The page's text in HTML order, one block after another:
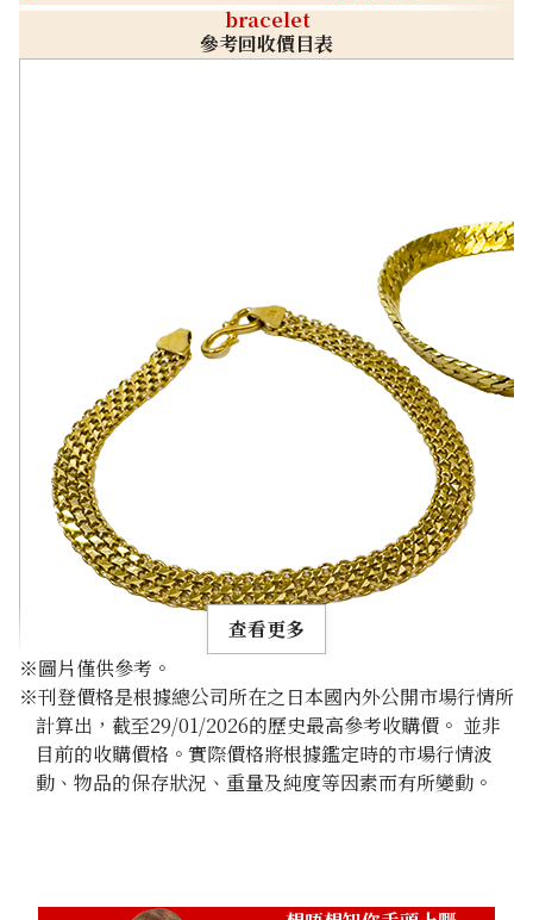
bracelet
參考回收價目表
22K gold (K22) bracelet collection
查看更多
※圖片僅供參考。
※刊登價格是根據總公司所在之日本國內外公開市場行情所
計算出，截至29/01/2026的歷史最高參考收購價。 並非
目前的收購價格。實際價格將根據鑑定時的市場行情波
動、物品的保存狀況、重量及純度等因素而有所變動。